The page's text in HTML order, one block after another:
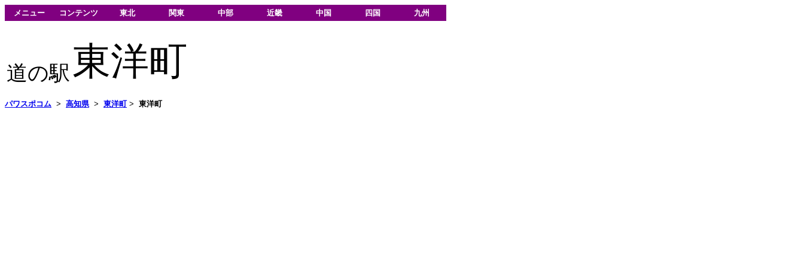
メニュー コンテンツ 東北 関東 中部 近畿 中国 四国 九州
道の駅 東洋町
パワスポコム > 高知県> 東洋町> 東洋町